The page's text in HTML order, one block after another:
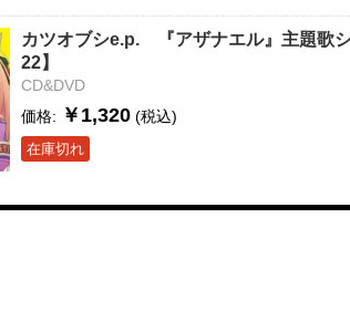
カツオブシe.p. 『アザナエル』主題歌
22】
CD&DVD
価格: ￥1,320 (税込)
在庫切れ